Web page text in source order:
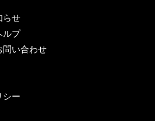
らせ
ルプ
問い合わせ
シー